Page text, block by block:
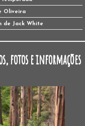
Oliveira
de Jack White
fotos e informações